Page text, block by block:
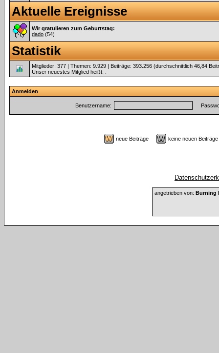
Aktuelle Ereignisse
Wir gratulieren zum Geburtstag:
dado (54)
Statistik
Mitglieder: 377 | Themen: 9.929 | Beiträge: 393.256 (durchschnittlich 46,84
Unser neuestes Mitglied heißt:
Anmelden
Benutzername:
neue Beiträge keine neuen
angetrieben von: Burning